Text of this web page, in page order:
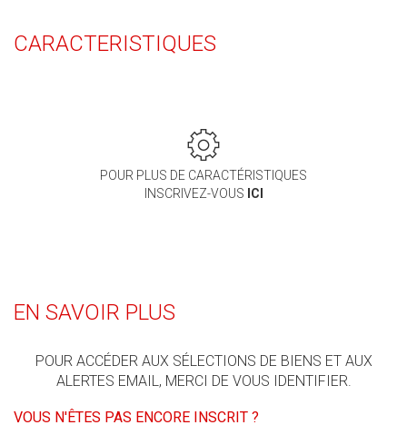
CARACTERISTIQUES
POUR PLUS DE CARACTÉRISTIQUES
INSCRIVEZ-VOUS ICI
EN SAVOIR PLUS
POUR ACCÉDER AUX SÉLECTIONS DE BIENS ET AUX
ALERTES EMAIL, MERCI DE VOUS IDENTIFIER.
VOUS N'ÊTES PAS ENCORE INSCRIT ?